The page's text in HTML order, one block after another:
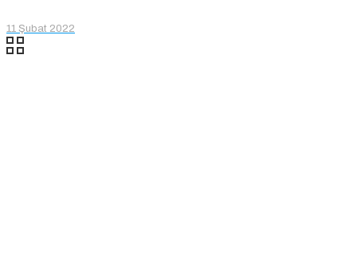
11 Şubat 2022